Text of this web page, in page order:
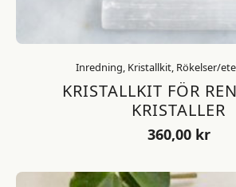
Inredning, Kristallkit, Rökelser/
KRISTALLKIT FÖR
KRISTALLER
360,00 kr